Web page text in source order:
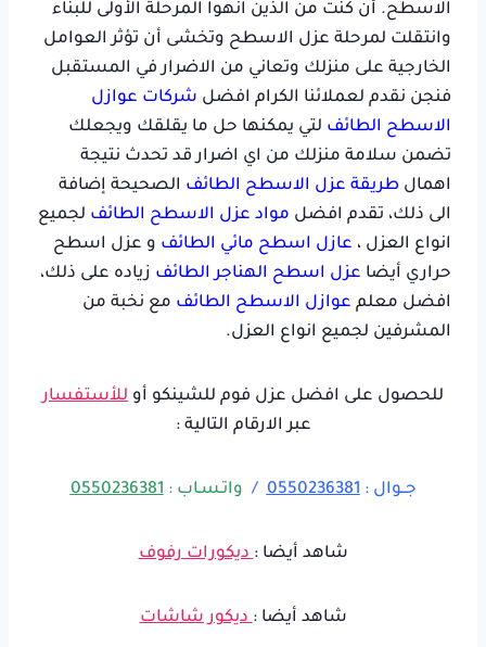
الاسطح. أن كنت من الذين انهوا المرحلة الأولى للبناء
وانتقلت لمرحلة عزل الاسطح وتخشى أن تؤثر العوامل
الخارجية على منزلك وتعاني من الاضرار في المستقبل
فنجن نقدم لعملائنا الكرام افضل شركات عوازل
الاسطح الطائف لتي يمكنها حل ما يقلقك ويجعلك
تضمن سلامة منزلك من اي اضرار قد تحدث نتيجة
اهمال طريقة عزل الاسطح الطائف الصحيحة إضافة
الى ذلك، تقدم افضل مواد عزل الاسطح الطائف لجميع
انواع العزل ، عازل اسطح مائي الطائف و عزل اسطح
حراري أيضا عزل اسطح الهناجر الطائف زياده على ذلك،
افضل معلم عوازل الاسطح الطائف مع نخبة من
المشرفين لجميع انواع العزل.
للحصول على افضل عزل فوم للشينكو أو للأستفسار
عبر الارقام التالية :
جــوال :0550236381
/ واتـسـاب :0550236381
شاهد أيضا :ديكورات رفوف
شاهد أيضا :ديكور شاشات